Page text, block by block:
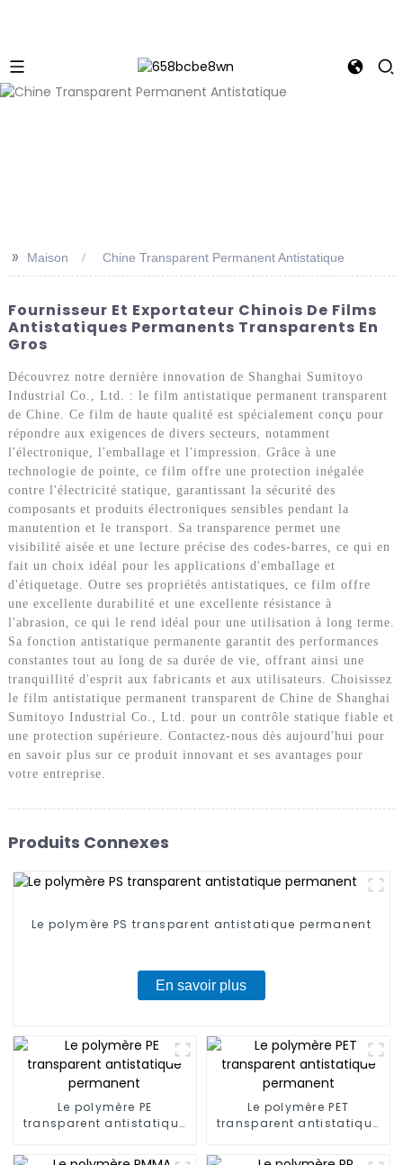
>> Maison Chine Transparent Permanent Antistatique
Fournisseur Et Exportateur Chinois De Films
Antistatiques Permanents Transparents En
Gros
Découvrez notre dernière innovation de Shanghai Sumitoyo
Industrial Co., Ltd. : le film antistatique permanent transparent
de Chine. Ce film de haute qualité est spécialement conçu pour
répondre aux exigences de divers secteurs, notamment
l'électronique, l'emballage et l'impression. Grâce à une
technologie de pointe, ce film offre une protection inégalée
contre l'électricité statique, garantissant la sécurité des
composants et produits électroniques sensibles pendant la
manutention et le transport. Sa transparence permet une
visibilité aisée et une lecture précise des codes-barres, ce qui en
fait un choix idéal pour les applications d'emballage et
d'étiquetage. Outre ses propriétés antistatiques, ce film offre
une excellente durabilité et une excellente résistance à
l'abrasion, ce qui le rend idéal pour une utilisation à long terme.
Sa fonction antistatique permanente garantit des performances
constantes tout au long de sa durée de vie, offrant ainsi une
tranquillité d'esprit aux fabricants et aux utilisateurs. Choisissez
le film antistatique permanent transparent de Chine de Shanghai
Sumitoyo Industrial Co., Ltd. pour un contrôle statique fiable et
une protection supérieure. Contactez-nous dès aujourd'hui pour
en savoir plus sur ce produit innovant et ses avantages pour
votre entreprise.
Produits Connexes
Le polymère PS transparent antistatique permanent
En savoir plus
Le polymère PE
transparent antistatique
Le polymère PET
transparent antistatique